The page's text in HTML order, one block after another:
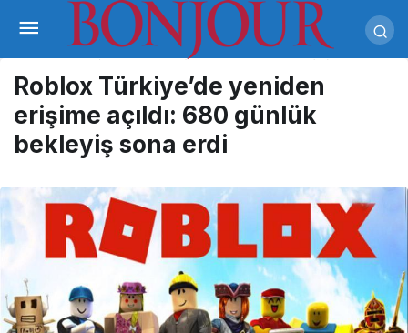
Roblox Türkiye’de yeniden
erişime açıldı: 680 günlük
bekleyiş sona erdi